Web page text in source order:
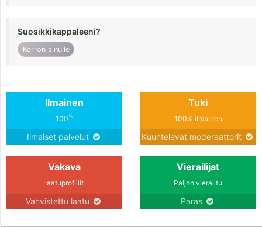
Suosikkikappaleeni?
Kerron sinulle
Ilmainen
100%
Ilmaiset palvelut
Tuki
100% ilmainen
Kuuntelevat moderaattorit
Vakava
laatuprofiilit
Vahvistettu laatu
Vierailijat
Paljon vierailtu
Paras